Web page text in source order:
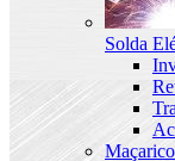
Solda